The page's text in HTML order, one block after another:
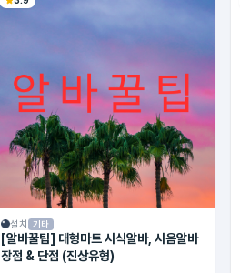
설치 기타
[알바꿀팁] 대형마트 시식알바, 시음알바
장점 & 단점 (진상유형)